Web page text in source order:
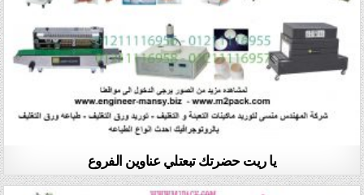
يا ريت حضرتك تبعتلي عناوين الفروع